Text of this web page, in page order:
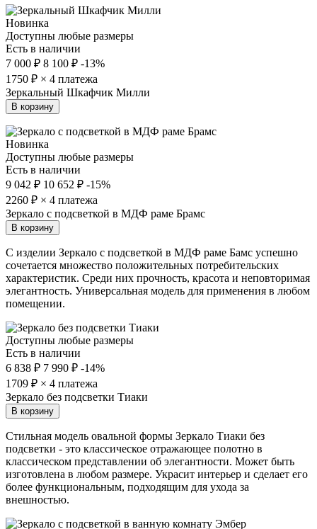
Новинка
Доступны любые размеры
Есть в наличии
7 000 ₽ 8 100 ₽ -13%
1750 ₽ × 4 платежа
Зеркальный Шкафчик Милли
В корзину
Новинка
Доступны любые размеры
Есть в наличии
9 042 ₽ 10 652 ₽ -15%
2260 ₽ × 4 платежа
Зеркало с подсветкой в МДФ раме Брамс
В корзину
С изделии Зеркало с подсветкой в МДФ раме Бамс успешно
сочетается множество положительных потребительских
характеристик. Среди них прочность, красота и неповторимая
элегантность. Универсальная модель для применения в любом
помещении.
Доступны любые размеры
Есть в наличии
6 838 ₽ 7 990 ₽ -14%
1709 ₽ × 4 платежа
Зеркало без подсветки Тиаки
В корзину
Стильная модель овальной формы Зеркало Тиаки без
подсветки - это классическое отражающее полотно в
классическом представлении об элегантности. Может быть
изготовлена в любом размере. Украсит интерьер и сделает его
более функциональным, подходящим для ухода за
внешностью.